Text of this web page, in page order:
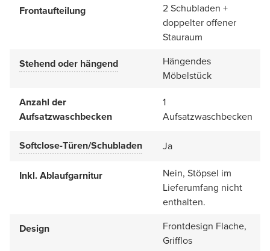
Frontaufteilung
2 Schubladen +
doppelter offener
Stauraum
Stehend oder hängend
Hängendes
Möbelstück
Anzahl der
Aufsatzwaschbecken
1
Aufsatzwaschbecken
Softclose-Türen/Schubladen Ja
Inkl. Ablaufgarnitur
Nein, Stöpsel im
Lieferumfang nicht
enthalten.
Design
Frontdesign Flache,
Grifflos